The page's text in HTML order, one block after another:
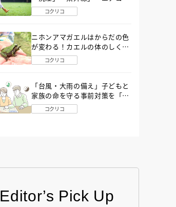
ン」「ゲリラ豪雨」…〔気象予
報士が完全ガイド〕
コクリコ
ニホンアマガエルはからだの色
が変わる！カエルの体のしくみ
から両生類の特ちょうまで図鑑
MOVEが解説！
コクリコ
「台風・大雨の備え」子どもと
家族の命を守る事前対策を「防
災アドバイザー」が解説
コクリコ
Editor’s Pick Up